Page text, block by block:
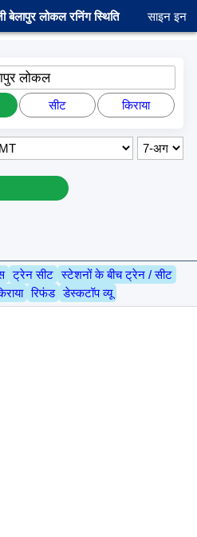
बेलापुर लोकल रनिंग स्थिति साइन इन
लोकल
सीट किराया
ट्रेन सीट स्टेशनों के बीच ट्रेन / सीट
रिफंड डेस्कटॉप व्यू